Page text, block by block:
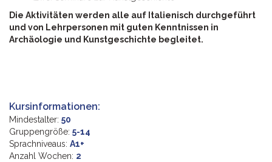
Die Aktivitäten werden alle auf Italienisch durchgeführt
und von Lehrpersonen mit guten Kenntnissen in
Archäologie und Kunstgeschichte begleitet.
Kursinformationen:
Mindestalter: 50
Gruppengröße: 5-14
Sprachniveaus: A1+
Anzahl Wochen: 2